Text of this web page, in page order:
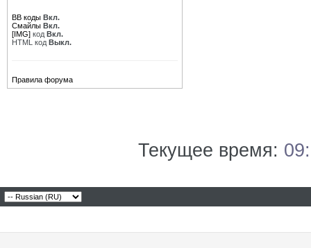
BB коды Вкл.
Смайлы Вкл.
[IMG] код Вкл.
HTML код Выкл.
Правила форума
Текущее время: